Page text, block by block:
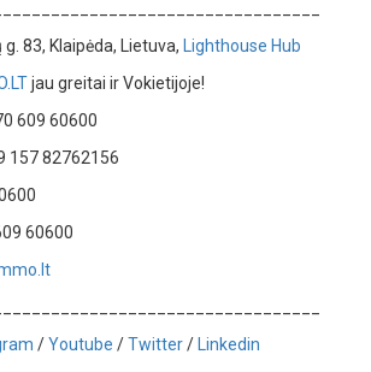
g. 83, Klaipėda, Lietuva,
Lighthouse Hub
jau greitai ir Vokietijoje!
609 60600
157 82762156
60600
/Youtube /Twitter/
Linkedin